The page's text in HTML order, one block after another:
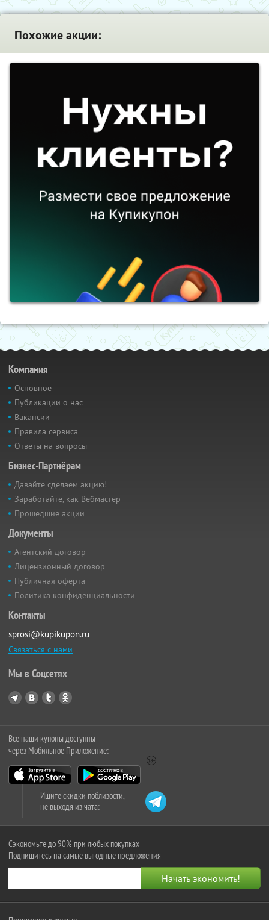
Похожие акции:
Компания
Основное
Публикации о нас
Вакансии
Правила сервиса
Ответы на вопросы
Бизнес-Партнёрам
Давайте сделаем акцию!
Заработайте, как Вебмастер
Прошедшие акции
Документы
Агентский договор
Лицензионный договор
Публичная оферта
Политика конфиденциальности
Контакты
sprosi@kupikupon.ru
Связаться с нами
Мы в Соцсетях
Все наши купоны доступны
через Мобильное Приложение:
Ищите скидки поблизости,
не выходя из чата:
Сэкономьте до 90% при любых покупках
Подпишитесь на самые выгодные предложения